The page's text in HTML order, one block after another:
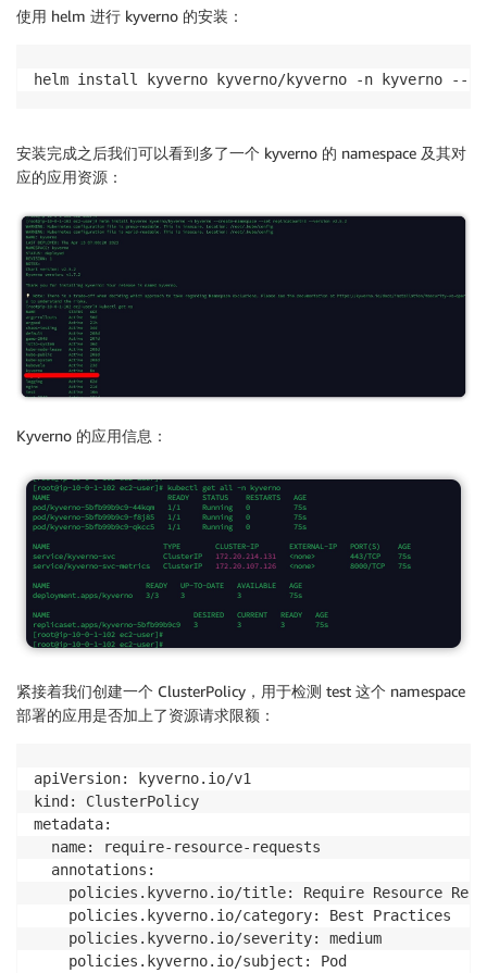
使用 helm 进行 kyverno 的安装：
helm install kyverno kyverno/kyverno -n kyverno --
安装完成之后我们可以看到多了一个 kyverno 的 namespace 及其对
应的应用资源：
Kyverno 的应用信息：
紧接着我们创建一个 ClusterPolicy，用于检测 test 这个 namespace
部署的应用是否加上了资源请求限额：
apiVersion: kyverno.io/v1
kind: ClusterPolicy
metadata:
  name: require-resource-requests
  annotations:
policies.kyverno.io/title: Require Resource
    policies.kyverno.io/category: Best Practices
    policies.kyverno.io/severity: medium
    policies.kyverno.io/subject: Pod